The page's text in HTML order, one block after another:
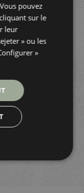
pouvez
sur le
leur
» ou les
»